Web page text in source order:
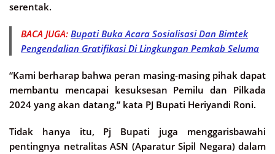
serentak.
BACA JUGA: Bupati Buka Acara Sosialisasi Dan Bimtek
Pengendalian Gratifikasi Di Lingkungan Pemkab Seluma
“Kami berharap bahwa peran masing-masing pihak dapat
membantu mencapai kesuksesan Pemilu dan Pilkada
2024 yang akan datang,” kata PJ Bupati Heriyandi Roni.
Tidak hanya itu, Pj Bupati juga menggarisbawahi
pentingnya netralitas ASN (Aparatur Sipil Negara) dalam